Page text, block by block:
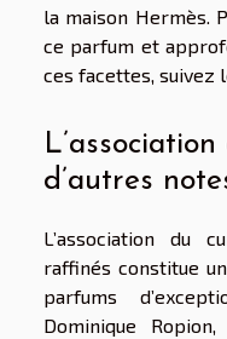
la maison Hermès.
ce parfum et
ces facettes, suivez
d’autres
L’association du
raffinés constitue
parfums
Dominique